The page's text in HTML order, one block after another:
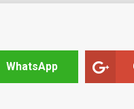
WhatsApp